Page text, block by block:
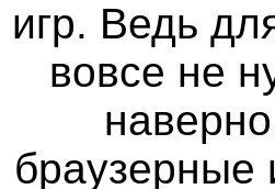
игр. Ведь
вовсе не
браузерные